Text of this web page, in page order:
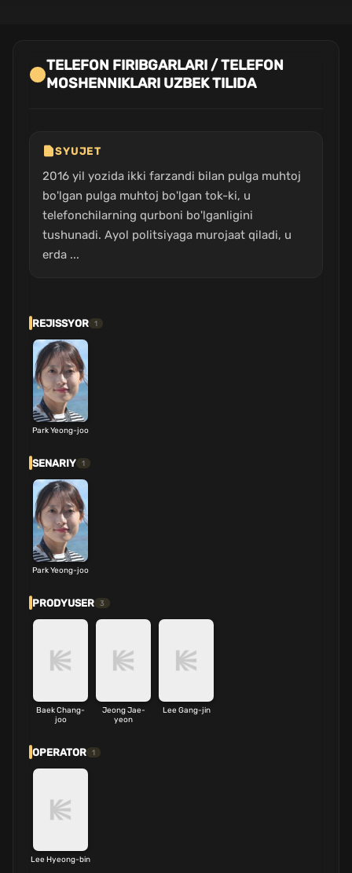
TELEFON FIRIBGARLARI / TELEFON
MOSHENNIKLARI UZBEK TILIDA
SYUJET
2016 yil yozida ikki farzandi bilan pulga muhtoj
bo'lgan pulga muhtoj bo'lgan tok-ki, u
telefonchilarning qurboni bo'lganligini
tushunadi. Ayol politsiyaga murojaat qiladi, u
erda ...
REJISSYOR 1
Park Yeong-joo
SENARIY 1
Park Yeong-joo
PRODYUSER 3
Baek Chang-
joo
Jeong Jae-
yeon
Lee Gang-jin
OPERATOR 1
Lee Hyeong-bin